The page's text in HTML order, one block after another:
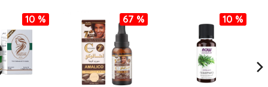
10 %
67 %
10 %